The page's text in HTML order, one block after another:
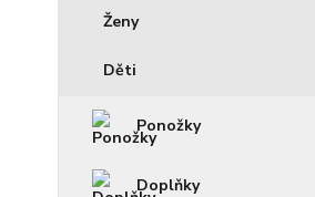
Ženy
Děti
Ponožky
Doplňky